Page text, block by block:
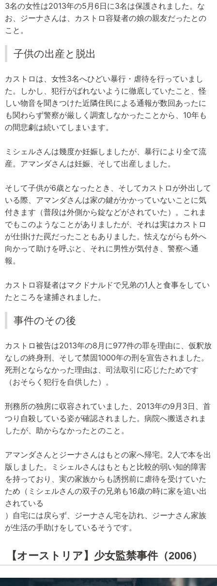
3名の女性は2013年の5月6日に3名は保護されました。な
お、ジーナさんは、カストロ容疑者の娘の親友だったとの
こと。
子供の出産と脱出
カストロは、女性3名へひどい暴行・虐待を行っていまし
た。しかし、犯行がばれないように徹底していたこと、怪
しい物音を聞きつけた近隣住民による通報が数回あったに
も関わらず警察が厳しく調査しなかったことから、10年も
の間悲劇は続いてしまいます。
ミシェルさんは幾度か妊娠しましたが、暴行により全て流
産。アマンダさんは妊娠、そして出産しました。
そして子供が6歳となったとき、そしてカストロが外出して
いる際、アマンダさんは家の鍵がかかっていないことに気
付きます（普段は外側から錠などがされていた）。これま
でもこのようなことがありましたが、それは実はカストロ
が仕掛けた罠だったこともありました。怯えながらも外へ
向かって助けを呼ぶと、それに男性が気付き、警察へ通
報。
カストロ容疑者はマクドナルドで兄弟の1人と食事をしてい
たところを逮捕されました。
事件のその後
カストロ被告は2013年の8月に977件の罪を理由に、仮釈放
なしの終身刑、そして禁固1000年の刑を宣告されました。
死刑とならなかった理由は、司法取引に応じたためです
（おそらく犯行を自供した）。
刑務所の独房に収容されていました、2013年の9月3日、首
つり自殺している姿が確認されました。病院へ搬送されま
したが、助からなかったとのこと。
アマンダさんとジーナさんはもとの家へ帰宅。2人で本を出
版しました。ミシェルさんはもともと比較的弱い知的障害
を持っており、実の家族からも誘拐前に虐待を受けていた
ため（ミシェルさんの双子の兄弟も16歳の時に家を追い出
されている
）自宅には戻らず、ジーナさん宅を訪れ、ジーナさん家族
が生活の手助けをしているそうです。
【オーストリア】少女監禁事件（2006）